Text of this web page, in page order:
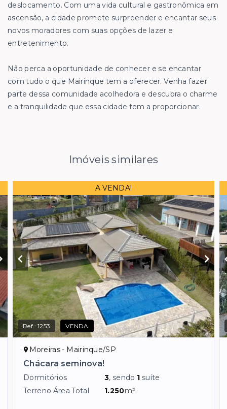
deslocamento. Com uma vida cultural e gastronômica em
ascensão, a cidade promete surpreender e encantar seus
novos moradores com suas opções de lazer e
entretenimento.
Não perca a oportunidade de conhecer e se encantar
com tudo o que Mairinque tem a oferecer. Venha fazer
parte dessa comunidade acolhedora e descubra o charme
e a tranquilidade que essa cidade tem a proporcionar.
Imóveis similares
A VENDA!
Ref.:1253 VENDA
Moreiras - Mairinque/SP
Chácara seminova!
Dormitórios 3, sendo 1 suíte
Terreno Área Total
1.250m²